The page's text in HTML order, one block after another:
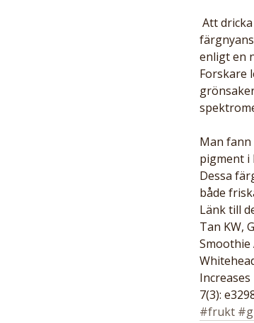
enligt en
Forskare
Man
pigment i
Dessa
både
Länk till
Tan KW,
Smoothie
7(3):
#frukt